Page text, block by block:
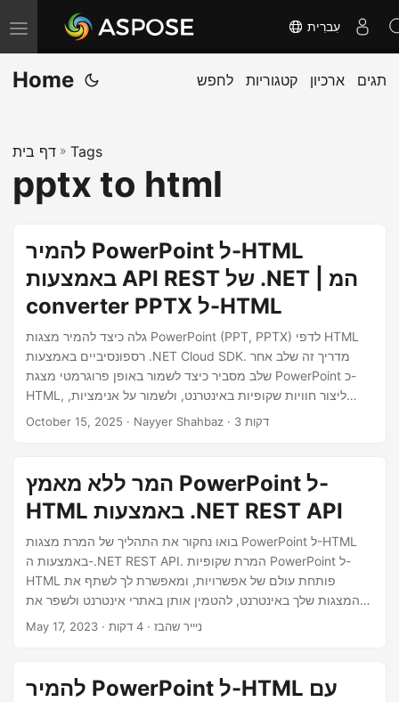
T
o
g
e
n
a
g
o
עִברִית
Home לחפש קטגוריות ארכיון תגים
דף בית » Tags
pptx to html
להמיר PowerPoint ל-HTML
באמצעות API REST של .NET | המ
converter PPTX ל-HTML
גלה כיצד להמיר מצגות PowerPoint (PPT, PPTX) לדפי HTML
רספונסיביים באמצעות .NET Cloud SDK. מדריך זה שלב אחר
שלב מסביר כיצד לשמור באופן פרוגרמטי מצגת PowerPoint כ-
HTML, ליצור חוויות שקופיות באינטרנט, ולשמור על אנימציות,
תמונות, ועיצובים באמצעות ה- .NET REST API.
October 15, 2025 · Nayyer Shahbaz · 3 דקות
המר ללא מאמץ PowerPoint ל-
HTML באמצעות .NET REST API
בואו נחקור את התהליך של המרת מצגות PowerPoint ל-HTML
באמצעות ה-.NET REST API. המרת שקופיות PowerPoint ל-
HTML פותחת עולם של אפשרויות, ומאפשרת לך לשתף את
המצגות שלך באינטרנט, להטמין אותן באתרי אינטרנט ולשפר את
הנגישות.
May 17, 2023 · ניייר שהבז · 4 דקות
להמיר PowerPoint ל-HTML עם